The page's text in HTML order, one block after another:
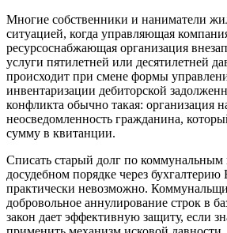
Многие собственники и наниматели
ситуацией, когда управляющая
ресурсоснабжающая организация
услуги пятилетней или десятилетней
происходит при смене формы
инвентаризации дебиторской
конфликта обычно такая: организация
неосведомленность гражданина,
сумму в квитанции.
Списать старый долг по коммунальным
досудебном порядке через
практически невозможно.
добровольное аннулирование строк в
закон дает эффективную защиту, если